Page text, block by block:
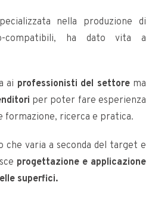
nella produzione di
compatibili, ha dato vita a
ai professionisti del settorema
per poter fare esperienza
formazione, ricerca e pratica.
varia a seconda del target e
progettazione e applicazione
superfici.